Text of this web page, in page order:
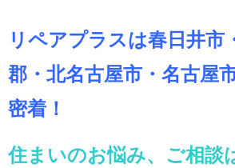
リペアプラスは春日井市
郡・北名古屋市・名古屋
密着！
住まいのお悩み、ご相談